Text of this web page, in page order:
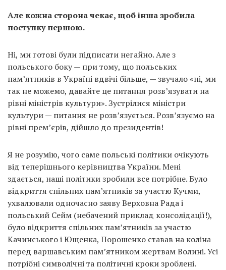
Але кожна сторона чекає, щоб інша зробила
поступку першою.
Ні, ми готові були підписати негайно. Але з
польського боку — при тому, що польських
пам’ятників в Україні вдвічі більше, — звучало «ні, ми
так не можемо, давайте це питання розв’язувати на
рівні міністрів культури». Зустрілися міністри
культури — питання не розв’язується. Розв’язуємо на
рівні прем’єрів, дійшло до президентів!
Я не розумію, чого саме польські політики очікують
від теперішнього керівництва України. Мені
здається, наші політики зробили все потрібне. Було
відкриття спільних пам’ятників за участю Кучми,
ухвалювали одночасно заяву Верховна Рада і
польський Сейм (небачений приклад консолідації!),
було відкриття спільних пам’ятників за участю
Качинського і Ющенка, Порошенко ставав на коліна
перед варшавським пам’ятником жертвам Волині. Усі
потрібні символічні та політичні кроки зроблені.